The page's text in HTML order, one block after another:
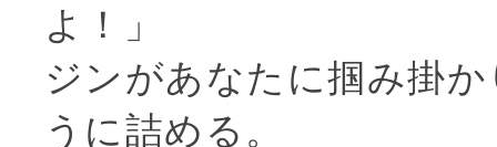
よ！」
ジンがあなたに掴み掛
うに詰める。